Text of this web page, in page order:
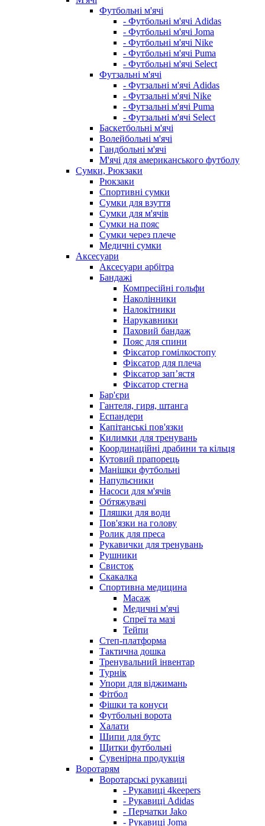
Футбольні м'ячі
- Футбольні м'ячі Adidas
- Футбольні м'ячі Joma
- Футбольні м'ячі Nike
- Футбольні м'ячі Puma
- Футбольні м'ячі Select
Футзальні м'ячі
- Футзальні м'ячі Adidas
- Футзальні м'ячі Nike
- Футзальні м'ячі Puma
- Футзальні м'ячі Select
Баскетбольні м'ячі
Волейбольні м'ячі
Гандбольні м'ячі
М'ячі для американського футболу
Сумки, Рюкзаки
Рюкзаки
Спортивні сумки
Сумки для взуття
Сумки для м'ячів
Сумки на пояс
Сумки через плече
Медичні сумки
Аксесуари
Аксесуари арбітра
Бандажі
Компресійні гольфи
Наколінники
Налокітники
Нарукавники
Паховий бандаж
Пояс для спини
Фіксатор гомілкостопу
Фіксатор для плеча
Фіксатор запʼястя
Фіксатор стегна
Бар'єри
Гантеля, гиря, штанга
Еспандери
Капітанські пов'язки
Килимки для тренувань
Координаційні драбини та кільця
Кутовий прапорець
Манішки футбольні
Напульсники
Насоси для м'ячів
Обтяжувачі
Пляшки для води
Пов'язки на голову
Ролик для преса
Рукавички для тренувань
Рушники
Свисток
Скакалка
Спортивна медицина
Масаж
Медичні м'ячі
Спреї та мазі
Тейпи
Степ-платформа
Тактична дошка
Тренувальний інвентар
Турнік
Упори для віджимань
Фітбол
Фішки та конуси
Футбольні ворота
Халати
Шипи для бутс
Щитки футбольні
Сувенірна продукція
Воротарям
Воротарські рукавиці
- Рукавиці 4keepers
- Рукавиці Adidas
- Перчатки Jako
- Рукавиці Joma